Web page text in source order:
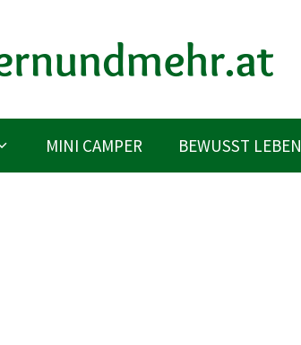
MINI CAMPER BEWUSST LEBEN